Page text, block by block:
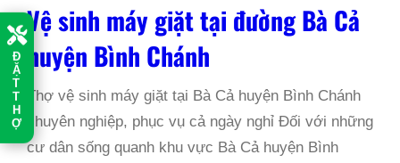
Đ
Ặ
T
T
H
Ợ
Vệ sinh máy giặt tại đường Bà Cả
huyện Bình Chánh
Thợ vệ sinh máy giặt tại Bà Cả huyện Bình Chánh
chuyên nghiệp, phục vụ cả ngày nghỉ Đối với những
cư dân sống quanh khu vực Bà Cả huyện Bình